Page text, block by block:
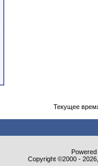
Текущее
Copyright ©2000 -